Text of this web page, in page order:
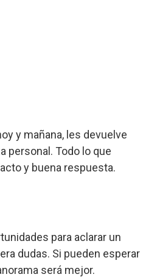
y mañana, les devuelve
personal. Todo lo que
y buena respuesta.
para aclarar un
dudas. Si pueden esperar
será mejor.